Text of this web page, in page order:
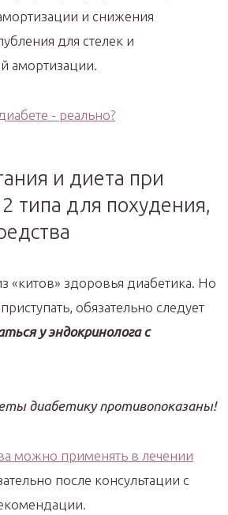
и снижения
для стелек и
амортизации.
и диета при
типа для похудения,
«китов» здоровья диабетика. Но
обязательно следует
у эндокринолога с
диабетику противопоказаны!
можно применять в лечении
после консультации с